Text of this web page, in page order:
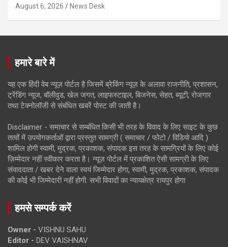
August 6, 2026 News Desk
हमारे बारे में
यह एक हिंदी वेब न्यूज़ पोर्टल है जिसमें ब्रेकिंग न्यूज़ के अलावा राजनीति, प्रशासन,
ट्रेंडिंग न्यूज, बॉलीवुड, खेल जगत, लाइफस्टाइल, बिजनेस, सेहत, ब्यूटी, रोजगार
तथा टेक्नोलॉजी से संबंधित खबरें पोस्ट की जाती है।
Disclaimer - समाचार से सम्बंधित किसी भी तरह के विवाद के लिए साइट के कुछ
तत्वों में उपयोगकर्ताओं द्वारा प्रस्तुत सामग्री ( समाचार / फोटो / विडियो आदि )
शामिल होगी स्वामी, मुद्रक, प्रकाशक, संपादक इस तरह के सामग्रियों के लिए कोई
ज़िम्मेदार नहीं स्वीकार करता है। न्यूज़ पोर्टल में प्रकाशित ऐसी सामग्री के लिए
संवाददाता / खबर देने वाला स्वयं जिम्मेदार होगा, स्वामी, मुद्रक, प्रकाशक, संपादक
की कोई भी जिम्मेदारी नहीं होगी. सभी विवादों का न्यायक्षेत्र रायपुर होगा
हमसे सम्पर्क करें
Owner - VISHNU SAHU
Editor - DEV VAISHNAV